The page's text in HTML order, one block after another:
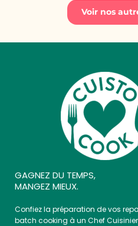
Voir nos
GAGNEZ DU TEMPS,
MANGEZ MIEUX.
Confiez la préparation de vos
batch cooking à un Chef